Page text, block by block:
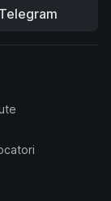
Telegram